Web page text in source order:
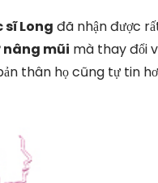
sĩ Long đã nhận được
nâng mũi mà thay đổi
thân họ cũng tự tin